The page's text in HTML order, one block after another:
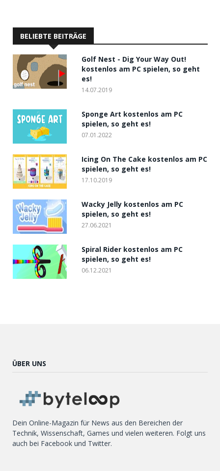
BELIEBTE BEITRÄGE
Golf Nest - Dig Your Way Out!
kostenlos am PC spielen, so geht
es!
14.07.2019
Sponge Art kostenlos am PC
spielen, so geht es!
07.01.2022
Icing On The Cake kostenlos am PC
spielen, so geht es!
17.10.2019
Wacky Jelly kostenlos am PC
spielen, so geht es!
27.06.2021
Spiral Rider kostenlos am PC
spielen, so geht es!
06.12.2021
ÜBER UNS
Dein Online-Magazin für News aus den Bereichen der
Technik, Wissenschaft, Games und vielen weiteren. Folgt uns
auch bei Facebook und Twitter.